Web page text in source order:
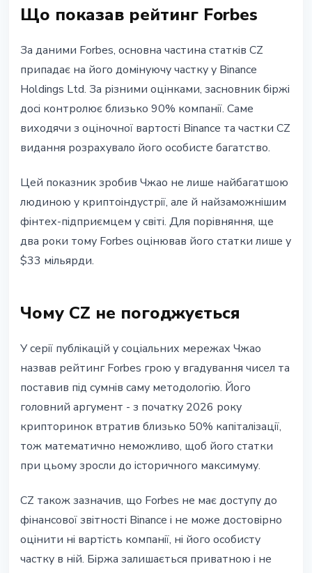
Що показав рейтинг Forbes
За даними Forbes, основна частина статків CZ
припадає на його домінуючу частку у Binance
Holdings Ltd. За різними оцінками, засновник біржі
досі контролює близько 90% компанії. Саме
виходячи з оціночної вартості Binance та частки CZ
видання розрахувало його особисте багатство.
Цей показник зробив Чжао не лише найбагатшою
людиною у криптоіндустрії, але й найзаможнішим
фінтех-підприємцем у світі. Для порівняння, ще
два роки тому Forbes оцінював його статки лише у
$33 мільярди.
Чому CZ не погоджується
У серії публікацій у соціальних мережах Чжао
назвав рейтинг Forbes грою у вгадування чисел та
поставив під сумнів саму методологію. Його
головний аргумент - з початку 2026 року
крипторинок втратив близько 50% капіталізації,
тож математично неможливо, щоб його статки
при цьому зросли до історичного максимуму.
CZ також зазначив, що Forbes не має доступу до
фінансової звітності Binance і не може достовірно
оцінити ні вартість компанії, ні його особисту
частку в ній. Біржа залишається приватною і не